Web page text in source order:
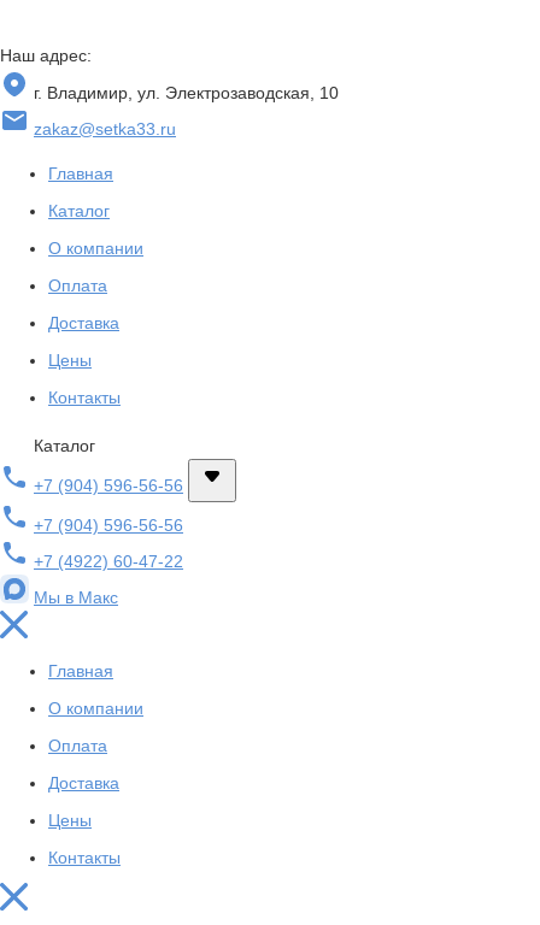
Наш адрес:
г. Владимир, ул. Электрозаводская, 10
zakaz@setka33.ru
Главная
Каталог
О компании
Оплата
Доставка
Цены
Контакты
Каталог
+7 (904) 596-56-56
+7 (904) 596-56-56
+7 (4922) 60-47-22
Мы в Макс
Главная
О компании
Оплата
Доставка
Цены
Контакты